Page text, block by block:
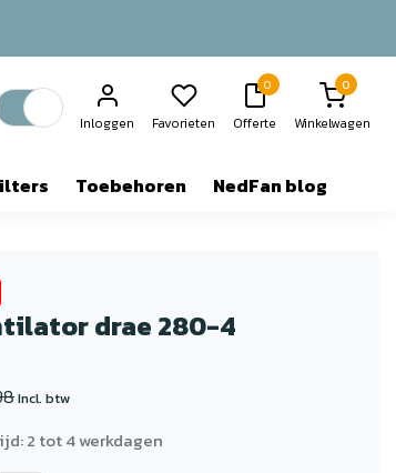
Inloggen Favorieten
0
Offerte
0
Winkelwagen
Toebehoren NedFan blog
drae 280-4
Incl. btw
2 tot 4 werkdagen